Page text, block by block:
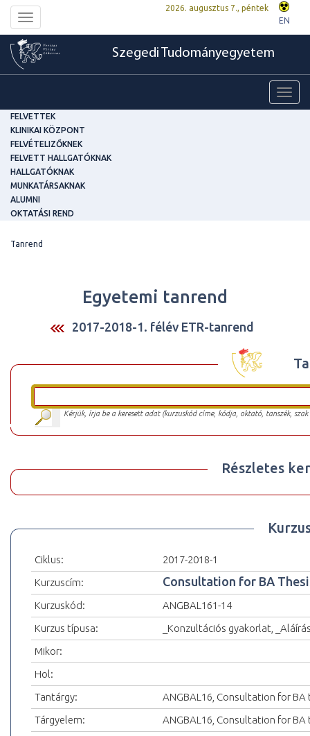
Toggle
navigation
2026. augusztus 7., péntek
EN
Szegedi Tudományegyetem
FELVETTEK
KLINIKAI KÖZPONT
FELVÉTELIZŐKNEK
FELVETT HALLGATÓKNAK
HALLGATÓKNAK
MUNKATÁRSAKNAK
ALUMNI
OKTATÁSI REND
Tanrend
Egyetemi tanrend
2017-2018-1. félév ETR-tanrend
Kérjük, írja be a keresett adat (kurzuskód címe, kódja, oktató, tanszék,
Részletes
Ciklus:
2017-2018-1
Kurzuscím:
Consultation for BA
Kurzuskód:
ANGBAL161-14
Kurzus típusa:
_Konzultációs gyakorlat,
Mikor:
Hol:
Tantárgy:
ANGBAL16, Consultation for BA
Tárgyelem:
ANGBAL16, Consultation for BA